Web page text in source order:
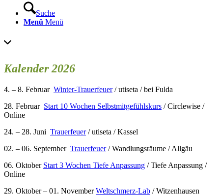
Suche
Menü Menü
Kalender 2026
4. – 8. Februar Winter-Trauerfeuer/ utiseta / bei Fulda
28. Februar Start 10 Wochen Selbstmitgefühlskurs / Circlewise /
Online
24. – 28. Juni Trauerfeuer/ utiseta / Kassel
02. – 06. September Trauerfeuer/ Wandlungsräume / Allgäu
06. Oktober Start 3 Wochen Tiefe Anpassung / Tiefe Anpassung /
Online
29. Oktober – 01. NovemberWeltschmerz-Lab / Witzenhausen